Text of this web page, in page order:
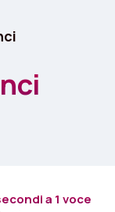
a 1 voce